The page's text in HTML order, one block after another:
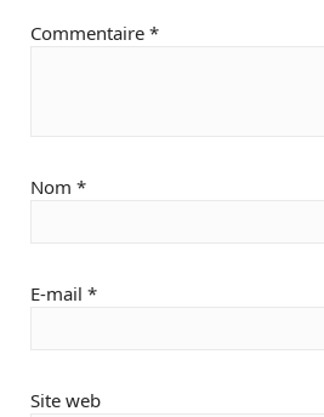
Commentaire *
Nom *
E-mail *
Site web